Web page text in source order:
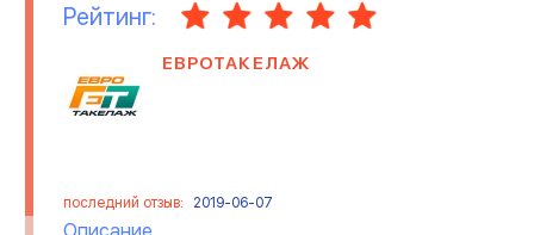
Рейтинг:
ЕВРОТАКЕЛАЖ
последний отзыв: 2019-06-07